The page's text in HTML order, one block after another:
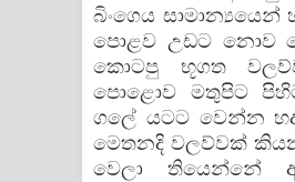
බිංගෙය
පොළව උඩට නොව
කොටපු භූගත
පොළොව මතුපිට
ගලේ යටට වෙන්න
මෙතනදි වලව්වක්
වෙලා තියෙන්නේ